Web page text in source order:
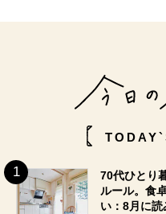
70代ひとり
ルール。食
い：8月に